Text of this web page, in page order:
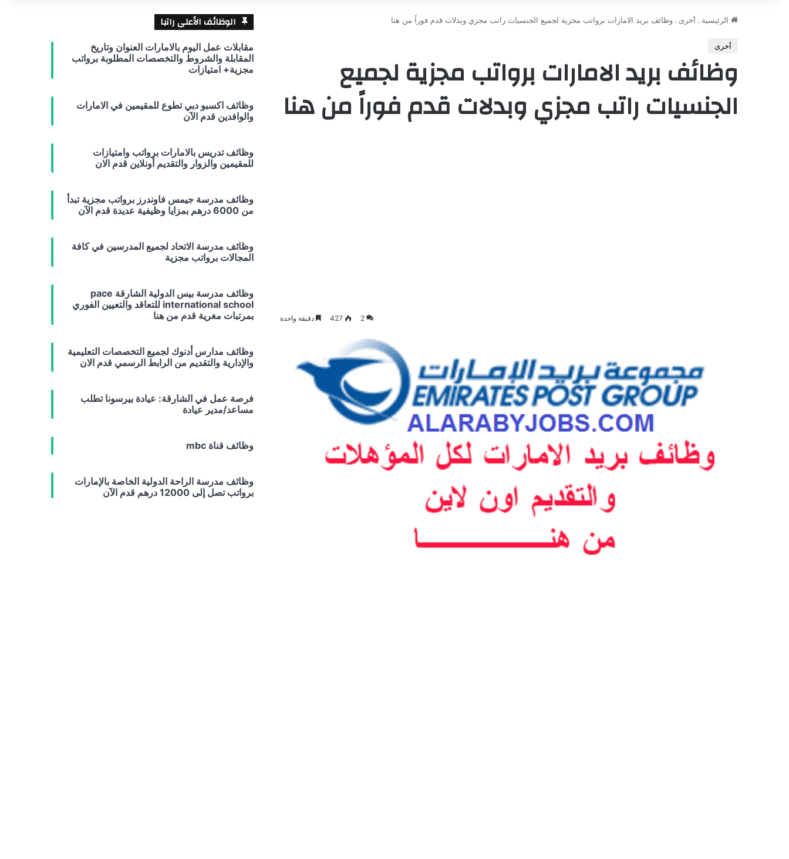
الرئيسية . أخرى . وظائف بريد الامارات برواتب مجزية لجميع الجنسيات راتب مجزي وبدلات قدم فوراً من هنا
أخرى
وظائف بريد الامارات برواتب مجزية لجميع
الجنسيات راتب مجزي وبدلات قدم فوراً من هنا
2
427 دقيقة واحدة
الوظائف الأعلى راتبا
مقابلات عمل اليوم بالامارات العنوان وتاريخ
المقابلة والشروط والتخصصات المطلوبة برواتب
مجزية+ امتيازات
وظائف اكسبو دبي تطوع للمقيمين في الامارات
والوافدين قدم الآن
وظائف تدريس بالامارات برواتب وامتيازات
للمقيمين والزوار والتقديم أونلاين قدم الان
وظائف مدرسة جيمس فاوندرز برواتب مجزية تبدأ
من 6000 درهم بمزايا وظيفية عديدة قدم الآن
وظائف مدرسة الاتحاد لجميع المدرسين في كافة
المجالات برواتب مجزية
وظائف مدرسة بيس الدولية الشارقة pace
international school للتعاقد والتعيين الفوري
بمرتبات مغرية قدم من هنا
وظائف مدارس أدنوك لجميع التخصصات التعليمية
والإدارية والتقديم من الرابط الرسمي قدم الان
فرصة عمل في الشارقة: عيادة بيرسونا تطلب
مساعد/مدير عيادة
وظائف قناة mbc
وظائف مدرسة الراحة الدولية الخاصة بالإمارات
برواتب تصل إلى 12000 درهم قدم الآن